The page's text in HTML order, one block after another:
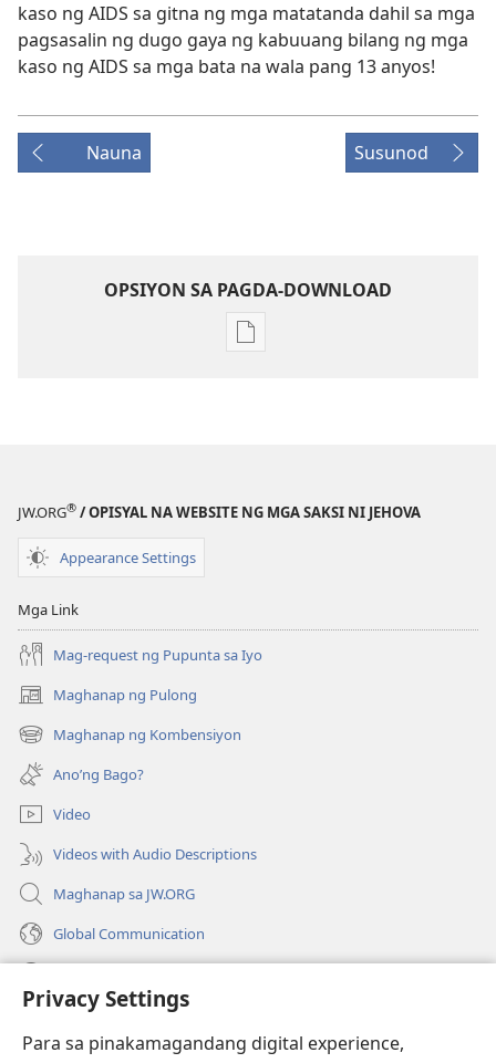
Privacy Settings
Para sa pinakamagandang digital experience,
kaso ng AIDS sa gitna ng mga matatanda dahil sa mga
pagsasalin ng dugo gaya ng kabuuang bilang ng mga
kaso ng AIDS sa mga bata na wala pang 13 anyos!
Nauna Susunod
OPSIYON SA PAGDA-DOWNLOAD
Opsiyon
MAGASIN
JW.ORG® / OPISYAL NA WEBSITE NG MGA SAKSI NI JEHOVA
Appearance Settings
Mga Link
Mag-request ng Pupunta sa Iyo
Maghanap ng Pulong
(may
bubukas
na
bagong
window)
Maghanap ng Kombensiyon
(may
bubukas
na
bagong
window)
Ano’ng Bago?
Video
Videos with Audio Descriptions
Maghanap sa JW.ORG
Global Communication
(may